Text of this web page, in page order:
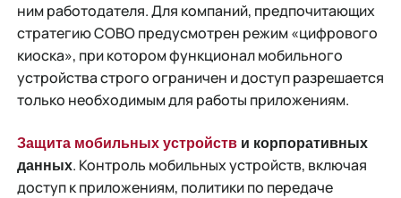
ним работодателя. Для компаний, предпочитающих
стратегию COBO предусмотрен режим «цифрового
киоска», при котором функционал мобильного
устройства строго ограничен и доступ разрешается
только необходимым для работы приложениям.
Защита мобильных устройстви корпоративных
данных. Контроль мобильных устройств, включая
доступ к приложениям, политики по передаче